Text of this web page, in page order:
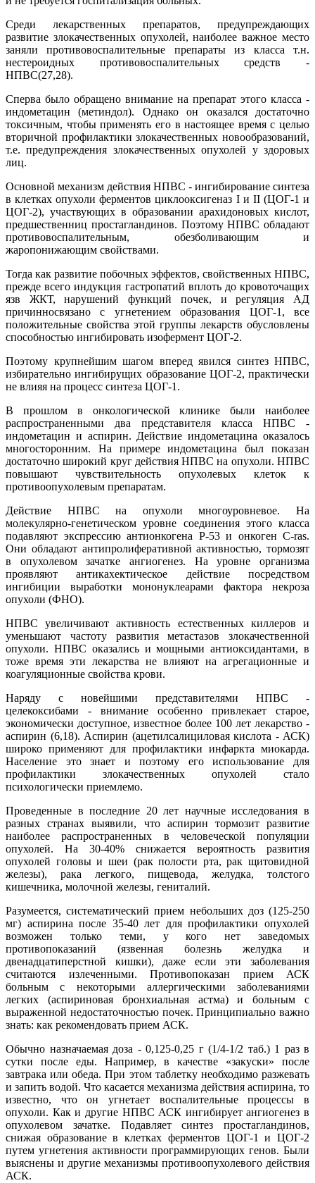
Среди лекарственных препаратов, предупреждающих
развитие злокачественных опухолей, наиболее важное место
заняли противовоспалительные препараты из класса т.н.
нестероидных противовоспалительных средств -
НПВС(27,28).
Сперва было обращено внимание на препарат этого класса -
индометацин (метиндол). Однако он оказался достаточно
токсичным, чтобы применять его в настоящее время с целью
вторичной профилактики злокачественных новообразований,
т.е. предупреждения злокачественных опухолей у здоровых
лиц.
Основной механизм действия НПВС - ингибирование синтеза
в клетках опухоли ферментов циклооксигеназ I и II (ЦОГ-1 и
ЦОГ-2), участвующих в образовании арахидоновых кислот,
предшественниц простагландинов. Поэтому НПВС обладают
противовоспалительным, обезболивающим и
жаропонижающим свойствами.
Тогда как развитие побочных эффектов, свойственных НПВС,
прежде всего индукция гастропатий вплоть до кровоточащих
язв ЖКТ, нарушений функций почек, и регуляция АД
причинносвязано с угнетением образования ЦОГ-1, все
положительные свойства этой группы лекарств обусловлены
способностью ингибировать изофермент ЦОГ-2.
Поэтому крупнейшим шагом вперед явился синтез НПВС,
избирательно ингибирущих образование ЦОГ-2, практически
не влияя на процесс синтеза ЦОГ-1.
В прошлом в онкологической клинике были наиболее
распространенными два представителя класса НПВС -
индометацин и аспирин. Действие индометацина оказалось
многосторонним. На примере индометацина был показан
достаточно широкий круг действия НПВС на опухоли. НПВС
повышают чувствительность опухолевых клеток к
противоопухолевым препаратам.
Действие НПВС на опухоли многоуровневое. На
молекулярно-генетическом уровне соединения этого класса
подавляют экспрессию антионкогена Р-53 и онкоген С-ras.
Они обладают антипролиферативной активностью, тормозят
в опухолевом зачатке ангиогенез. На уровне организма
проявляют антикахектическое действие посредством
ингибиции выработки мононуклеарами фактора некроза
опухоли (ФНО).
НПВС увеличивают активность естественных киллеров и
уменьшают частоту развития метастазов злокачественной
опухоли. НПВС оказались и мощными антиоксидантами, в
тоже время эти лекарства не влияют на агрегационные и
коагуляционные свойства крови.
Наряду с новейшими представителями НПВС -
целекоксибами - внимание особенно привлекает старое,
экономически доступное, известное более 100 лет лекарство -
аспирин (6,18). Аспирин (ацетилсалициловая кислота - АСК)
широко применяют для профилактики инфаркта миокарда.
Население это знает и поэтому его использование для
профилактики злокачественных опухолей стало
психологически приемлемо.
Проведенные в последние 20 лет научные исследования в
разных странах выявили, что аспирин тормозит развитие
наиболее распространенных в человеческой популяции
опухолей. На 30-40% снижается вероятность развития
опухолей головы и шеи (рак полости рта, рак щитовидной
железы), рака легкого, пищевода, желудка, толстого
кишечника, молочной железы, гениталий.
Разумеется, систематический прием небольших доз (125-250
мг) аспирина после 35-40 лет для профилактики опухолей
возможен только теми, у кого нет заведомых
противопоказаний (язвенная болезнь желудка и
двенадцатиперстной кишки), даже если эти заболевания
считаются излеченными. Противопоказан прием АСК
больным с некоторыми аллергическими заболеваниями
легких (аспириновая бронхиальная астма) и больным с
выраженной недостаточностью почек. Принципиально важно
знать: как рекомендовать прием АСК.
Обычно назначаемая доза - 0,125-0,25 г (1/4-1/2 таб.) 1 раз в
сутки после еды. Например, в качестве «закуски» после
завтрака или обеда. При этом таблетку необходимо разжевать
и запить водой. Что касается механизма действия аспирина, то
известно, что он угнетает воспалительные процессы в
опухоли. Как и другие НПВС АСК ингибирует ангиогенез в
опухолевом зачатке. Подавляет синтез простагландинов,
снижая образование в клетках ферментов ЦОГ-1 и ЦОГ-2
путем угнетения активности программирующих генов. Были
выяснены и другие механизмы противоопухолевого действия
АСК.